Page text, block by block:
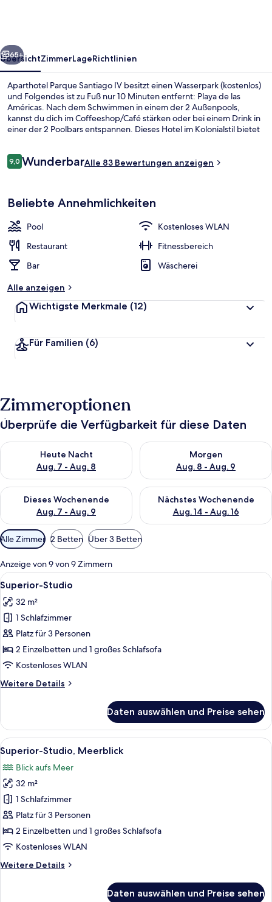
Weiter
65+
ÜbersichtZimmerLageRichtlinien
Aparthotel Parque Santiago IV besitzt einen Wasserpark (kostenlos)
und Folgendes ist zu Fuß nur 10 Minuten entfernt: Playa de las
Américas. Nach dem Schwimmen in einem der 2 Außenpools,
kannst du dich im Coffeeshop/Café stärken oder bei einem Drink in
einer der 2 Poolbars entspannen. Dieses Hotel im Kolonialstil bietet
Bewertungen
9,09,0 von 10.
WunderbarAlle 83 Bewertungen anzeigen
Beliebte Annehmlichkeiten
Pool
Kostenloses WLAN
Restaurant
Fitnessbereich
Bar
Wäscherei
Alle anzeigen
Wichtigste Merkmale (12)
Für Familien (6)
Zimmeroptionen
Überprüfe die Verfügbarkeit für diese Daten
Heute Nacht
Aug. 7 - Aug. 8
Überprüfe die Verfügbarkeit für heute Nacht, Aug. 7 - Aug. 8.
Morgen
Aug. 8 - Aug. 9
Überprüfe die Verfügbarkeit
Dieses Wochenende
Aug. 7 - Aug. 9
Überprüfe die Verfügbarkeit für dieses Wochenende, Aug. 7
Nächstes Wochenende
Aug. 14 - Aug. 16
Überprüfe die Verfügbarkeit
Verfügbare
Filter
für
Zimmer
Alle Zimmer 2 Betten Über 3 Betten
Anzeige von 9 von 9 Zimmern
Alle
Fotos
für
Superior-
Studio
anzeigen
Ein Hotelzimmer mit zwei Betten,
7
Superior-Studio
32 m²
1 Schlafzimmer
Platz für 3 Personen
2 Einzelbetten und 1 großes Schlafsofa
Kostenloses WLAN
Weitere Details
Weitere
Studio
Daten auswählen und Preise sehen
Alle
Fotos
für
Superior-
Studio,
Meerblick
anzeigen
Ein Hotelzimmer mit einem
8
Superior-Studio, Meerblick
Blick aufs Meer
32 m²
1 Schlafzimmer
Platz für 3 Personen
2 Einzelbetten und 1 großes Schlafsofa
Kostenloses WLAN
Weitere Details
Weitere
Daten auswählen und Preise sehen